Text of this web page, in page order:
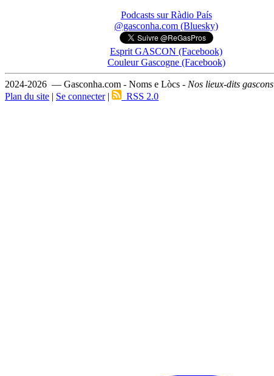
Podcasts sur Ràdio País
@gasconha.com (Bluesky)
Esprit GASCON (Facebook)
Couleur Gascogne (Facebook)
2024-2026 — Gasconha.com - Noms e Lòcs - Nos lieux-dits gascons
Plan du site | Se connecter| RSS 2.0